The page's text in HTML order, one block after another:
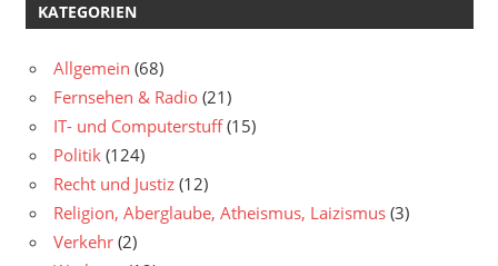
KATEGORIEN
Allgemein (68)
Fernsehen & Radio (21)
IT- und Computerstuff(15)
Politik (124)
Recht und Justiz (12)
Religion, Aberglaube, Atheismus, Laizismus (3)
Verkehr (2)